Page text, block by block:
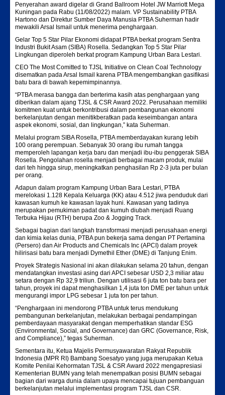
Penyerahan award digelar di Grand Ballroom Hotel JW Marriott Mega
Kuningan pada Rabu (11/08/2022) malam. VP Sustainability PTBA
Hartono dan Direktur Sumber Daya Manusia PTBA Suherman hadir
mewakili Arsal Ismail untuk menerima penghargaan.
Gelar Top 5 Star Pilar Ekonomi didapat PTBA berkat program Sentra
Industri Bukit Asam (SIBA) Rosella. Sedangkan Top 5 Star Pilar
Lingkungan diperoleh berkat program Kampung Urban Bara Lestari.
CEO The Most Comitted to TJSL Initiative on Clean Coal Technology
disematkan pada Arsal Ismail karena PTBA mengembangkan gasifikasi
batu bara di bawah kepemimpinannya.
“PTBA merasa bangga dan berterima kasih atas penghargaan yang
diberikan dalam ajang TJSL & CSR Award 2022. Perusahaan memiliki
komitmen kuat untuk berkontribusi dalam pembangunan ekonomi
berkelanjutan dengan menitikberatkan pada keseimbangan antara
aspek ekonomi, sosial, dan lingkungan,” kata Suherman.
Melalui program SIBA Rosella, PTBA memberdayakan kurang lebih
100 orang perempuan. Sebanyak 30 orang ibu rumah tangga
memperoleh lapangan kerja baru dan menjadi ibu-ibu penggerak SIBA
Rosella. Pengolahan rosella menjadi berbagai macam produk, mulai
dari teh hingga sirup, meningkatkan penghasilan Rp 2-3 juta per bulan
per orang.
Adapun dalam program Kampung Urban Bara Lestari, PTBA
merelokasi 1.128 Kepala Keluarga (KK) atau 4.512 jiwa penduduk dari
kawasan kumuh ke kawasan layak huni. Kawasan yang tadinya
merupakan pemukiman padat dan kumuh diubah menjadi Ruang
Terbuka Hijau (RTH) berupa Zoo & Jogging Track.
Sebagai bagian dari langkah transformasi menjadi perusahaan energi
dan kimia kelas dunia, PTBA pun bekerja sama dengan PT Pertamina
(Persero) dan Air Products and Chemicals Inc (APCI) dalam proyek
hilirisasi batu bara menjadi Dymethil Ether (DME) di Tanjung Enim.
Proyek Strategis Nasional ini akan dilakukan selama 20 tahun, dengan
mendatangkan investasi asing dari APCI sebesar USD 2,3 miliar atau
setara dengan Rp 32,9 triliun. Dengan utilisasi 6 juta ton batu bara per
tahun, proyek ini dapat menghasilkan 1,4 juta ton DME per tahun untuk
mengurangi impor LPG sebesar 1 juta ton per tahun.
“Penghargaan ini mendorong PTBA untuk terus mendukung
pembangunan berkelanjutan, melakukan berbagai pendampingan
pemberdayaan masyarakat dengan memperhatikan standar ESG
(Environmental, Social, and Governance) dan GRC (Governance, Risk,
and Compliance),” tegas Suherman.
Sementara itu, Ketua Majelis Permusyawaratan Rakyat Republik
Indonesia (MPR RI) Bambang Soesatyo yang juga merupakan Ketua
Komite Penilai Kehormatan TJSL & CSR Award 2022 mengapresiasi
Kementerian BUMN yang telah menempatkan posisi BUMN sebagai
bagian dari warga dunia dalam upaya mencapai tujuan pembanguan
berkelanjutan melalui implementasi program TJSL dan CSR.